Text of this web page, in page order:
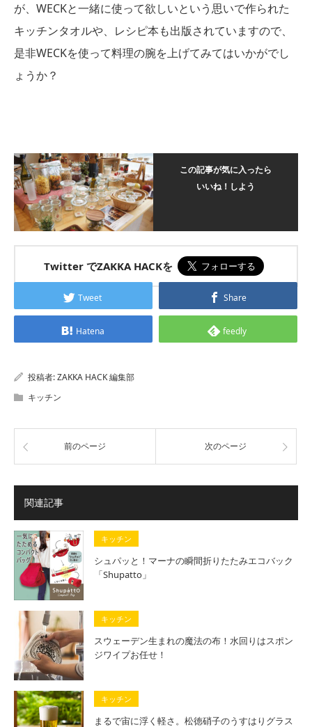
が、WECKと一緒に使って欲しいという思いで作られた
キッチンタオルや、レシピ本も出版されていますので、
是非WECKを使って料理の腕を上げてみてはいかがでし
ょうか？
この記事が気に入ったら
いいね！しよう
Twitter でZAKKA HACKを
Tweet Share
Hatena feedly
投稿者:ZAKKA HACK 編集部
キッチン
前のページ 次のページ
関連記事
キッチン
シュパッと！マーナの瞬間折りたたみエコバック
「Shupatto」
キッチン
スウェーデン生まれの魔法の布！水回りはスポン
ジワイプお任せ！
キッチン
まるで宙に浮く軽さ。松徳硝子のうすはりグラス